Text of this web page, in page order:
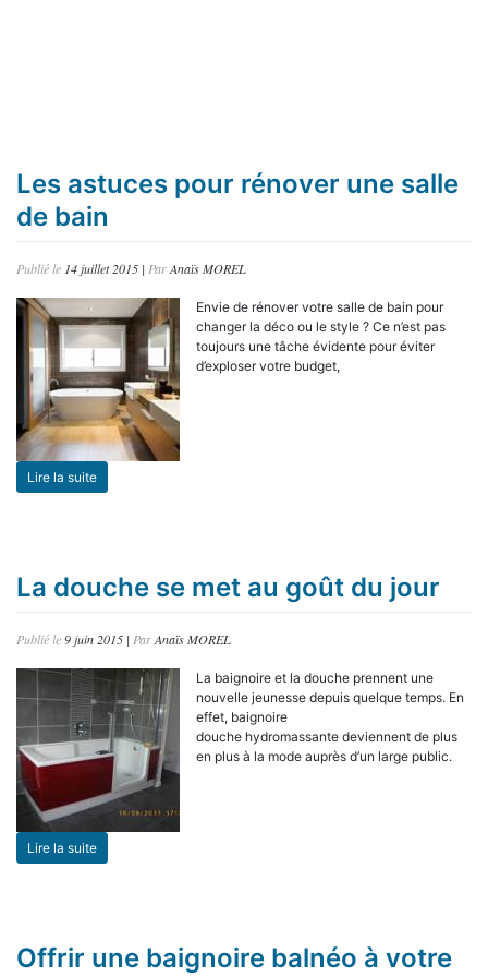
Les astuces pour rénover une salle
de bain
Publié le 14 juillet 2015 | ParAnaïs MOREL
Envie de rénover votre salle de bain pour
changer la déco ou le style ? Ce n’est pas
toujours une tâche évidente pour éviter
d’exploser votre budget,
Lire la suite
La douche se met au goût du jour
Publié le9 juin 2015 | ParAnaïs MOREL
La baignoire et la douche prennent une
nouvelle jeunesse depuis quelque temps. En
effet, baignoire
douche hydromassante deviennent de plus
en plus à la mode auprès d’un large public.
Lire la suite
Offrir une baignoire balnéo à votre